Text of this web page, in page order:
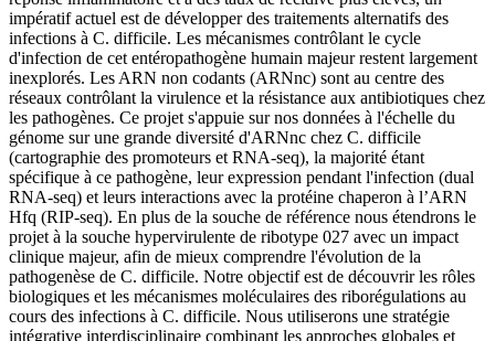
impératif actuel est de développer des traitements alternatifs des
infections à C. difficile. Les mécanismes contrôlant le cycle
d'infection de cet entéropathogène humain majeur restent largement
inexplorés. Les ARN non codants (ARNnc) sont au centre des
réseaux contrôlant la virulence et la résistance aux antibiotiques chez
les pathogènes. Ce projet s'appuie sur nos données à l'échelle du
génome sur une grande diversité d'ARNnc chez C. difficile
(cartographie des promoteurs et RNA-seq), la majorité étant
spécifique à ce pathogène, leur expression pendant l'infection (dual
RNA-seq) et leurs interactions avec la protéine chaperon à l’ARN
Hfq (RIP-seq). En plus de la souche de référence nous étendrons le
projet à la souche hypervirulente de ribotype 027 avec un impact
clinique majeur, afin de mieux comprendre l'évolution de la
pathogenèse de C. difficile. Notre objectif est de découvrir les rôles
biologiques et les mécanismes moléculaires des riborégulations au
cours des infections à C. difficile. Nous utiliserons une stratégie
intégrative interdisciplinaire combinant les approches globales et